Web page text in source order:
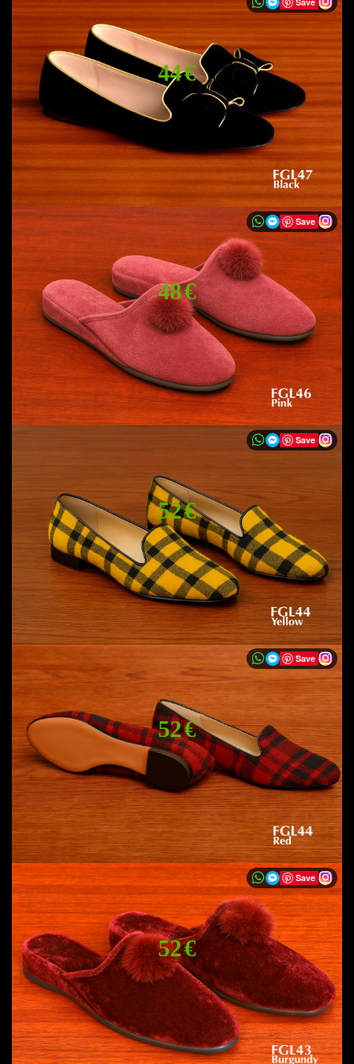
44 €
Save
48 €
Save
52 €
Save
52 €
Save
52 €